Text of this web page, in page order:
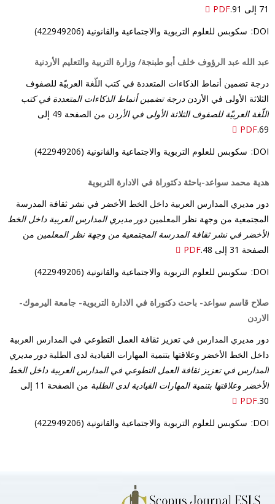
71 إلى 91.
PDF
DOI:
سكوبس للعلوم التربوية والاجتماعية والقانونية (422949206)
عبد الله عبد الرؤوف خلف أبو طبنجة/ وزارة التربية والتعليم الأردنية
درجة تضمين أنماط الذكاءات المتعددة في كتب اللّغة العربيّة للصفوف
الثلاثة الأولى في الأردندرجة تضمين أنماط الذكاءات المتعددة في كتب
اللّغة العربيّة للصفوف الثلاثة الأولى في الأردن
من الصفحة 49 إلى
69.
PDF
DOI:
سكوبس للعلوم التربوية والاجتماعية والقانونية (422949206)
هدية محمد سواعد-باحثة دكتوراة في الادارة التربوية
دور مديري المدارس العربية داخل الخط الأخضر في نشر ثقافة المدرسة
المجتمعية من وجهة نظر المعلميندور مديري المدارس العربية داخل الخط
الأخضر في نشر ثقافة المدرسة المجتمعية من وجهة نظر المعلمينمن
الصفحة 31 إلى 48.
PDF
DOI:
سكوبس للعلوم التربوية والاجتماعية والقانونية (422949206)
صلاح قاسم سواعد- باحث دكتوراة في الادارة التربوية- جامعة اليرموك-
الاردن
دور مديري المدارس في تعزيز ثقافة العمل التطوعي في المدارس العربية
داخل الخط الأخضر وعلاقتها بتنمية المهارات القيادية لدى الطلبةدور مديري
المدارس في تعزيز ثقافة العمل التطوعي في المدارس العربية داخل الخط
الأخضر وعلاقتها بتنمية المهارات القيادية لدى الطلبة
من الصفحة 11 إلى
30.
PDF
DOI:
سكوبس للعلوم التربوية والاجتماعية والقانونية (422949206)